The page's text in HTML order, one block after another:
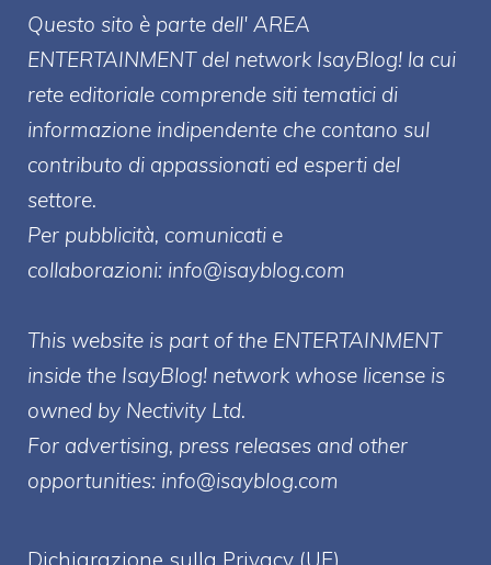
Questo sito è parte dell' AREA
ENTERTAINMENT del network IsayBlog! la cui
rete editoriale comprende siti tematici di
informazione indipendente che contano sul
contributo di appassionati ed esperti del
settore.
Per pubblicità, comunicati e
collaborazioni: info@isayblog.com
This website is part of the ENTERTAINMENT
inside the IsayBlog! network whose license is
owned by Nectivity Ltd.
For advertising, press releases and other
opportunities: info@isayblog.com
Dichiarazione sulla Privacy (UE)